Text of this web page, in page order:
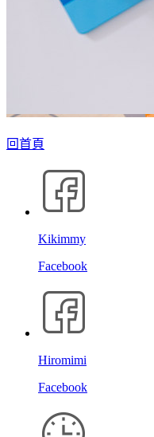
回首頁
Kikimmy
Facebook
Hiromimi
Facebook